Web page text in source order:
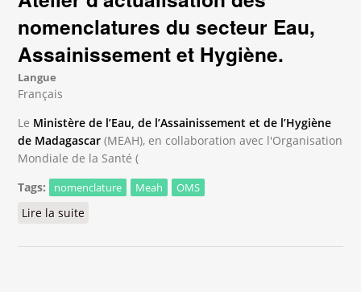
nomenclatures du secteur Eau,
Assainissement et Hygiène.
Langue
Français
Le Ministère de l’Eau, de l’Assainissement et de l’Hygiène
de Madagascar (MEAH), en collaboration avec l'Organisation
Mondiale de la Santé (
Tags:
nomenclature Meah OMS
Lire la suite